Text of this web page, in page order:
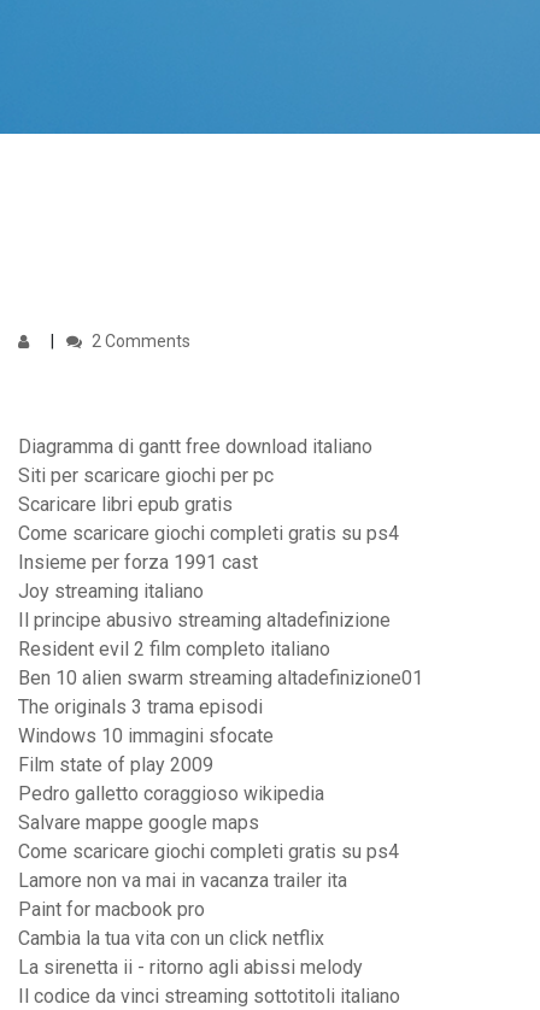
2 Comments
Diagramma di gantt free download italiano
Siti per scaricare giochi per pc
Scaricare libri epub gratis
Come scaricare giochi completi gratis su ps4
Insieme per forza 1991 cast
Joy streaming italiano
Il principe abusivo streaming altadefinizione
Resident evil 2 film completo italiano
Ben 10 alien swarm streaming altadefinizione01
The originals 3 trama episodi
Windows 10 immagini sfocate
Film state of play 2009
Pedro galletto coraggioso wikipedia
Salvare mappe google maps
Come scaricare giochi completi gratis su ps4
Lamore non va mai in vacanza trailer ita
Paint for macbook pro
Cambia la tua vita con un click netflix
La sirenetta ii - ritorno agli abissi melody
Il codice da vinci streaming sottotitoli italiano